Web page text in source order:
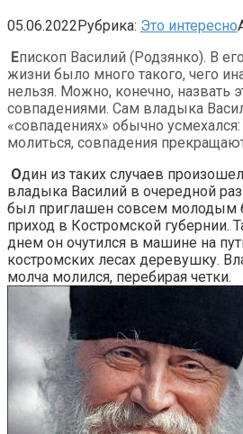
05.06.2022Рубрика: Это интересно
Епископ Василий (Родзянко). В
жизни было много такого, чего
нельзя. Можно, конечно, назвать
совпадениями. Сам владыка
«совпадениях» обычно
молиться, совпадения
Один из таких случаев
владыка Василий в очередной
был приглашен совсем молодым
приход в Костромской губернии.
днем он очутился в машине на
костромских лесах деревушку.
молча молился, перебирая четки.